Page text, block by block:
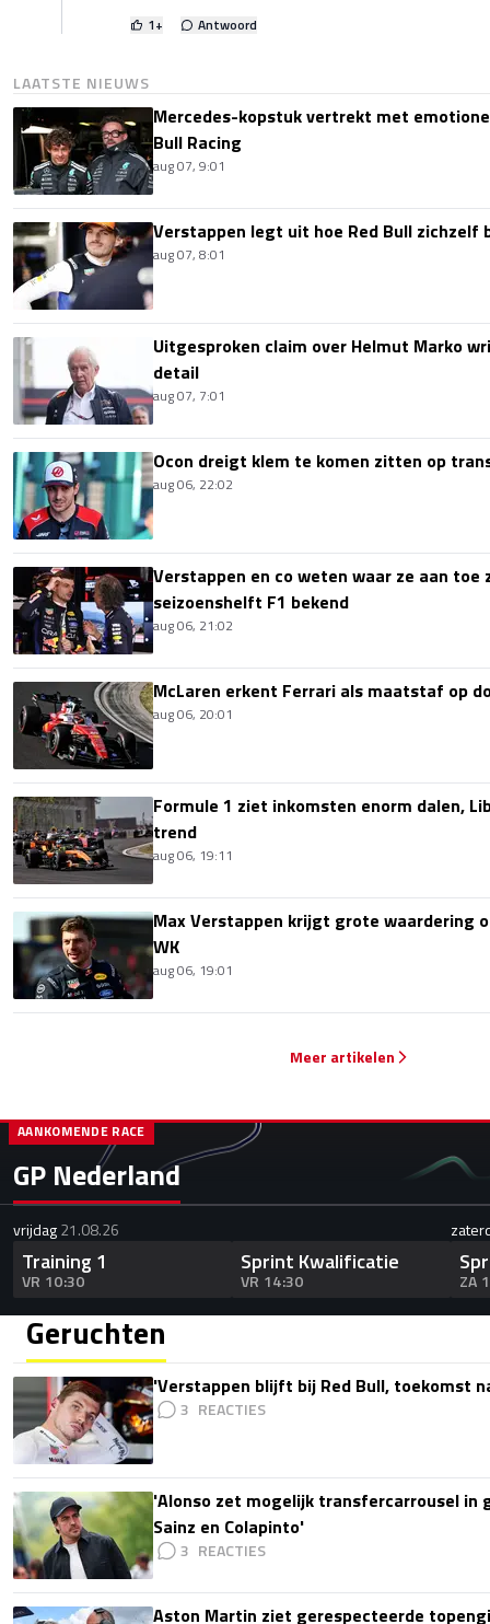
1+ Antwoord
LAATSTE NIEUWS
Mercedes-kopstuk vertrekt met
Bull Racing
aug 07, 9:01
Verstappen legt uit hoe Red Bull zichzelf
aug 07, 8:01
Uitgesproken claim over Helmut Marko
detail
aug 07, 7:01
Ocon dreigt klem te komen zitten op
aug 06, 22:02
Verstappen en co weten waar ze aan
seizoenshelft F1 bekend
aug 06, 21:02
McLaren erkent Ferrari als maatstaf op
aug 06, 20:01
Formule 1 ziet inkomsten enorm dalen,
trend
aug 06, 19:11
Max Verstappen krijgt grote waardering
WK
aug 06, 19:01
Meer artikelen
GP Nederland
AANKOMENDE RACE
vrijdag21.08.26
Training 1
VR 10:30
Sprint Kwalificatie
VR 14:30 ZA
Geruchten
'Verstappen blijft bij Red Bull, toekomst
3
'Alonso zet mogelijk transfercarrousel in
Sainz en Colapinto'
3
Aston Martin ziet gerespecteerde